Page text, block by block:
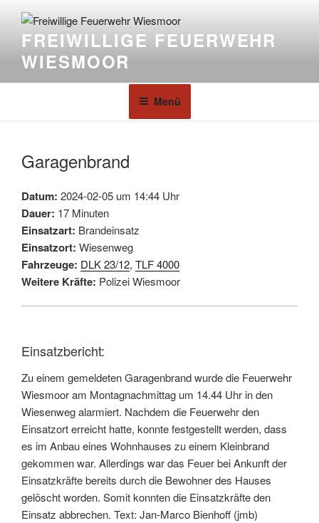
FREIWILLIGE FEUERWEHR
WIESMOOR
Menü
Garagenbrand
Datum: 2024-02-05 um 14:44 Uhr
Dauer: 17 Minuten
Einsatzart: Brandeinsatz
Einsatzort: Wiesenweg
Fahrzeuge: DLK 23/12, TLF 4000
Weitere Kräfte: Polizei Wiesmoor
Einsatzbericht:
Zu einem gemeldeten Garagenbrand wurde die Feuerwehr
Wiesmoor am Montagnachmittag um 14.44 Uhr in den
Wiesenweg alarmiert. Nachdem die Feuerwehr den
Einsatzort erreicht hatte, konnte festgestellt werden, dass
es im Anbau eines Wohnhauses zu einem Kleinbrand
gekommen war. Allerdings war das Feuer bei Ankunft der
Einsatzkräfte bereits durch die Bewohner des Hauses
gelöscht worden. Somit konnten die Einsatzkräfte den
Einsatz abbrechen. Text: Jan-Marco Bienhoff (jmb)